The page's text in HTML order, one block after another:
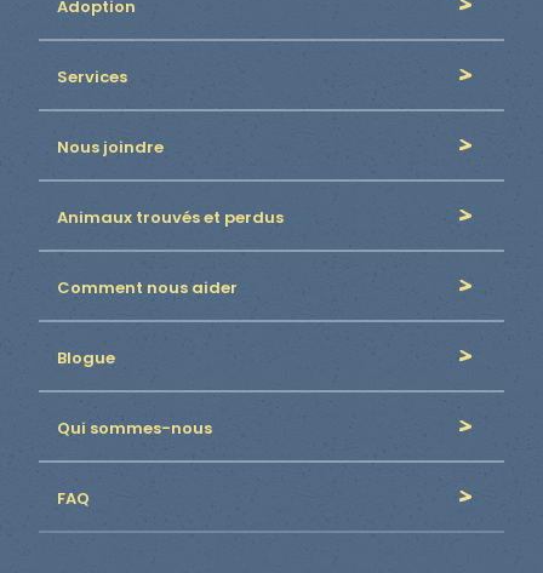
Adoption
Services
Nous joindre
Animaux trouvés et perdus
Comment nous aider
Blogue
Qui sommes-nous
FAQ